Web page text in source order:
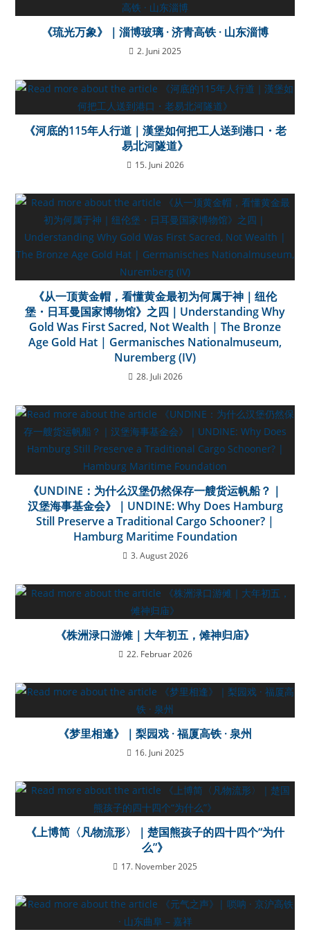
《琉光万象》｜淄博玻璃 · 济青高铁 · 山东淄博
2. Juni 2025
《河底的115年人行道｜漢堡如何把工人送到港口・老
易北河隧道》
15. Juni 2026
《从一顶黄金帽，看懂黄金最初为何属于神｜纽伦
堡・日耳曼国家博物馆》之四｜Understanding Why
Gold Was First Sacred, Not Wealth | The Bronze
Age Gold Hat | Germanisches Nationalmuseum,
Nuremberg (IV)
28. Juli 2026
《UNDINE：为什么汉堡仍然保存一艘货运帆船？｜
汉堡海事基金会》｜UNDINE: Why Does Hamburg
Still Preserve a Traditional Cargo Schooner? |
Hamburg Maritime Foundation
3. August 2026
《株洲渌口游傩｜大年初五，傩神归庙》
22. Februar 2026
《梦里相逢》｜梨园戏 · 福厦高铁 · 泉州
16. Juni 2025
《上博简〈凡物流形〉｜楚国熊孩子的四十四个“为什
么”》
17. November 2025